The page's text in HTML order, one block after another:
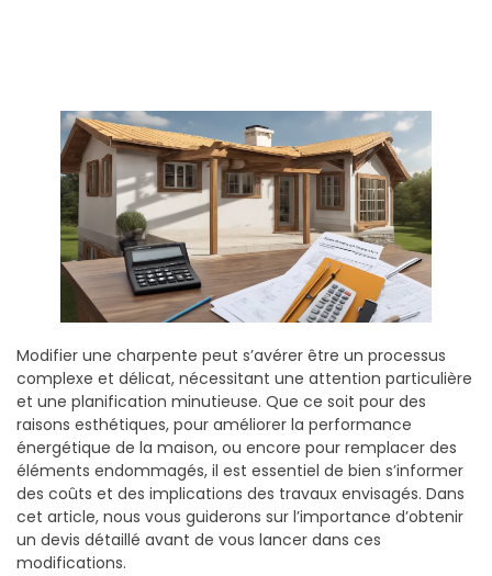
Modifier une charpente peut s’avérer être un processus
complexe et délicat, nécessitant une attention particulière
et une planification minutieuse. Que ce soit pour des
raisons esthétiques, pour améliorer la performance
énergétique de la maison, ou encore pour remplacer des
éléments endommagés, il est essentiel de bien s’informer
des coûts et des implications des travaux envisagés. Dans
cet article, nous vous guiderons sur l’importance d’obtenir
un devis détaillé avant de vous lancer dans ces
modifications.